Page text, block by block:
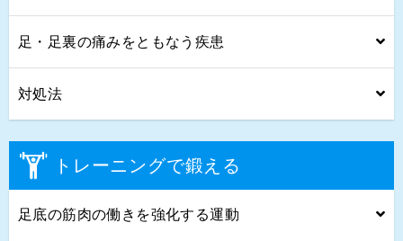
足・足裏の痛みをともなう疾患
対処法
トレーニングで鍛える
足底の筋肉の働きを強化する運動